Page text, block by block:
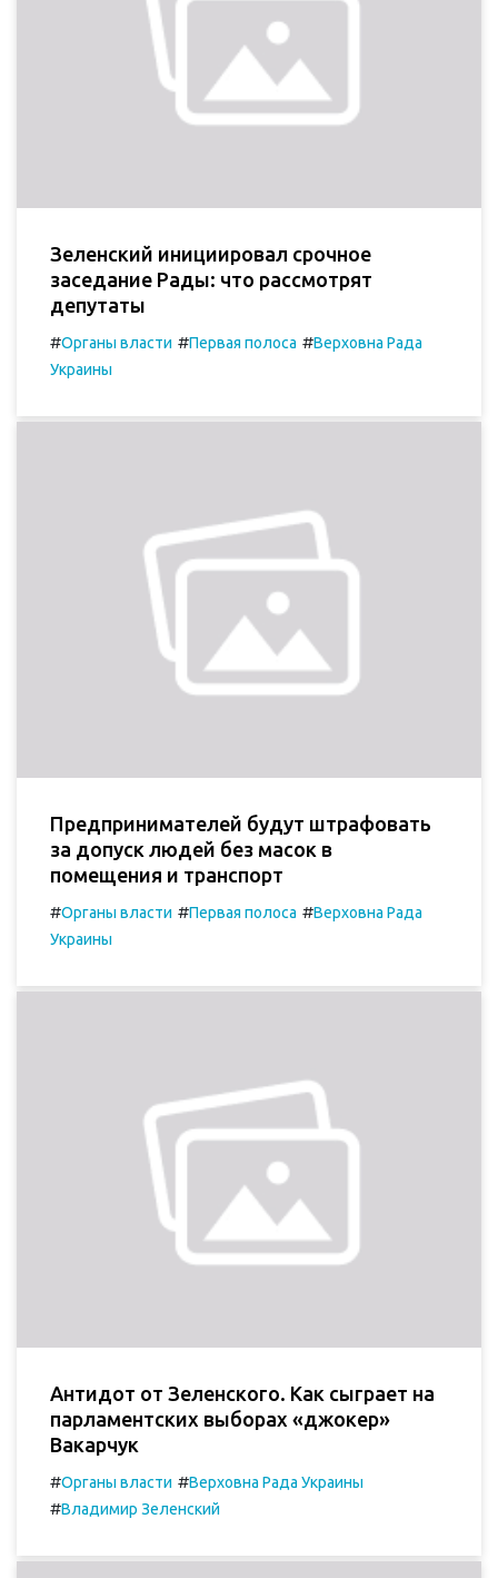
Зеленский инициировал срочное
заседание Рады: что рассмотрят
депутаты
#Органы власти #Первая полоса #Верховна Рада
Украины
Предпринимателей будут штрафовать
за допуск людей без масок в
помещения и транспорт
#Органы власти #Первая полоса #Верховна Рада
Украины
Антидот от Зеленского. Как сыграет на
парламентских выборах «джокер»
Вакарчук
#Органы власти #Верховна Рада Украины
#Владимир Зеленский